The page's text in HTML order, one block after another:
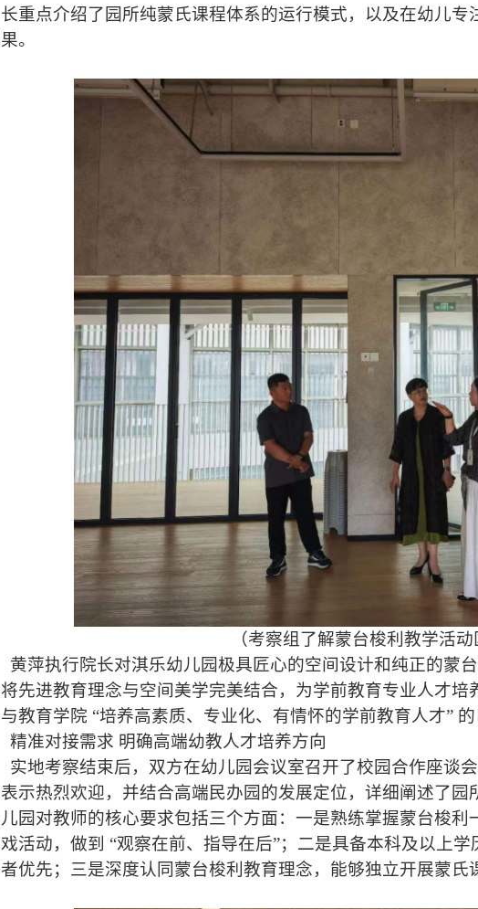
长重点介绍了园所纯蒙氏课程体系的运行模式，以及在幼儿
果。
（考察组了解蒙台梭利教学活
黄萍执行院长对淇乐幼儿园极具匠心的空间设计和纯正的蒙
将先进教育理念与空间美学完美结合，为学前教育专业人才
与教育学院 “培养高素质、专业化、有情怀的学前教育人才” 的
精准对接需求 明确高端幼教人才培养方向
实地考察结束后，双方在幼儿园会议室召开了校园合作座谈
表示热烈欢迎，并结合高端民办园的发展定位，详细阐述了
儿园对教师的核心要求包括三个方面：一是熟练掌握蒙台梭
戏活动，做到 “观察在前、指导在后”；二是具备本科及以上
者优先；三是深度认同蒙台梭利教育理念，能够独立开展蒙氏